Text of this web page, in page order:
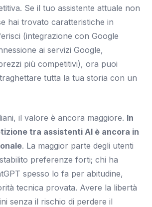
Se il tuo assistente attuale non
hai trovato caratteristiche in
(integrazione con Google
ai servizi Google,
più competitivi), ora puoi
tutta la tua storia con un
il valore è ancora maggiore. In
tra assistenti AI è ancora in
. La maggior parte degli utenti
preferenze forti; chi ha
spesso lo fa per abitudine,
tecnica provata. Avere la libertà
senza il rischio di perdere il